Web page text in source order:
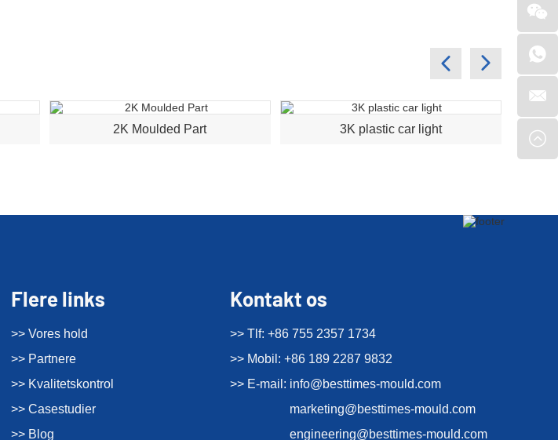
2K Moulded Part 3K plastic car light
Flere links
>> Vores hold
>> Partnere
>> Kvalitetskontrol
>> Casestudier
>> Blog
Kontakt os
>> Tlf: +86 755 2357 1734
>> Mobil: +86 189 2287 9832
>> E-mail: info@besttimes-mould.com
marketing@besttimes-mould.com
engineering@besttimes-mould.com